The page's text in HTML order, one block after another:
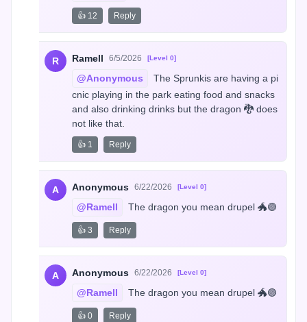
👍 12 Reply
R Ramell 6/5/2026 [Level 0]
@Anonymous
The Sprunkis are having a pi
cnic playing in the park eating food and snacks
and also drinking drinks but the dragon 🐉 does
not like that.
👍 1 Reply
A Anonymous 6/22/2026 [Level 0]
@Ramell The dragon you mean drupel 🐲🟣
👍 3 Reply
A Anonymous 6/22/2026 [Level 0]
@Ramell The dragon you mean drupel 🐲🟣
👍 0 Reply